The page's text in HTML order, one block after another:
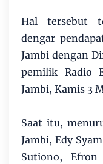
Hal tersebut
dengar
Jambi dengan
pemilik Radio
Jambi, Kamis 3
Saat itu,
Jambi, Edy
Sutiono, Efron